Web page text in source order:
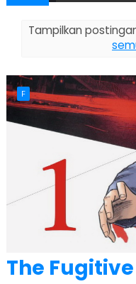
Tampilkan
F
The